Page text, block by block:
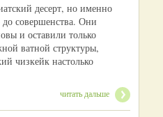
десерт, но именно
совершенства. Они
и оставили только
ватной структуры,
чизкейк настолько
читать дальше